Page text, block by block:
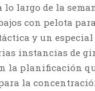
lo largo de la
con pelota
y un
instancias de
la planificación
la